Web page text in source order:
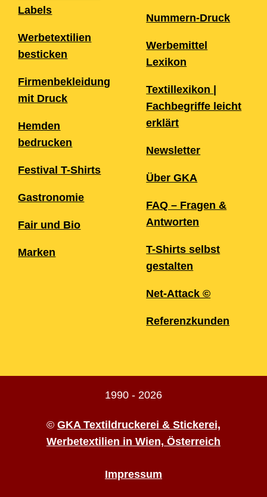
Labels
Werbetextilien
besticken
Firmenbekleidung
mit Druck
Hemden
bedrucken
Festival T-Shirts
Gastronomie
Fair und Bio
Marken
Nummern-Druck
Werbemittel
Lexikon
Textillexikon |
Fachbegriffe leicht
erklärt
Newsletter
Über GKA
FAQ – Fragen &
Antworten
T-Shirts selbst
gestalten
Net-Attack ©
Referenzkunden
1990 - 2026
© GKA Textildruckerei & Stickerei,
Werbetextilien in Wien, Österreich
Impressum